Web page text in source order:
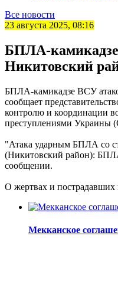
Все новости
23 августа 2025, 08:16
БПЛА-
Никитовский
БПЛА-камикадзе ВСУ
сообщает
контролю и координации
преступлениями Украины
"Атака ударным БПЛА со
(Никитовский район):
сообщении.
О жертвах и пострадавших
Мекканское